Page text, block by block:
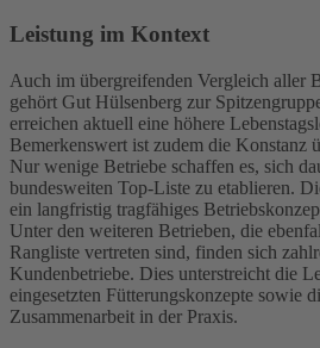
Leistung im Kontext
Auch im übergreifenden Vergleich aller
gehört Gut Hülsenberg zur
erreichen aktuell eine höhere
Bemerkenswert ist zudem die Konstanz
Nur wenige Betriebe schaffen es, sich
bundesweiten Top-Liste zu etablieren.
ein langfristig tragfähiges
Unter den weiteren Betrieben, die
Rangliste vertreten sind, finden sich
Kundenbetriebe. Dies unterstreicht die
eingesetzten Fütterungskonzepte sowie
Zusammenarbeit in der Praxis.